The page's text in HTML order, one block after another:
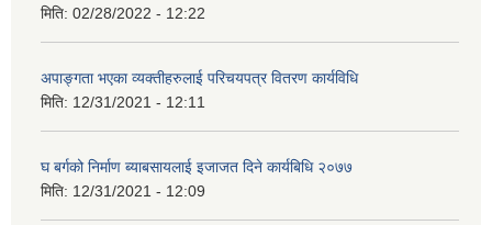
मिति: 02/28/2022 - 12:22
अपाङ्गता भएका व्यक्तीहरुलाई परिचयपत्र वितरण कार्यविधि
मिति: 12/31/2021 - 12:11
घ बर्गको निर्माण ब्याबसायलाई इजाजत दिने कार्यबिधि २०७७
मिति: 12/31/2021 - 12:09